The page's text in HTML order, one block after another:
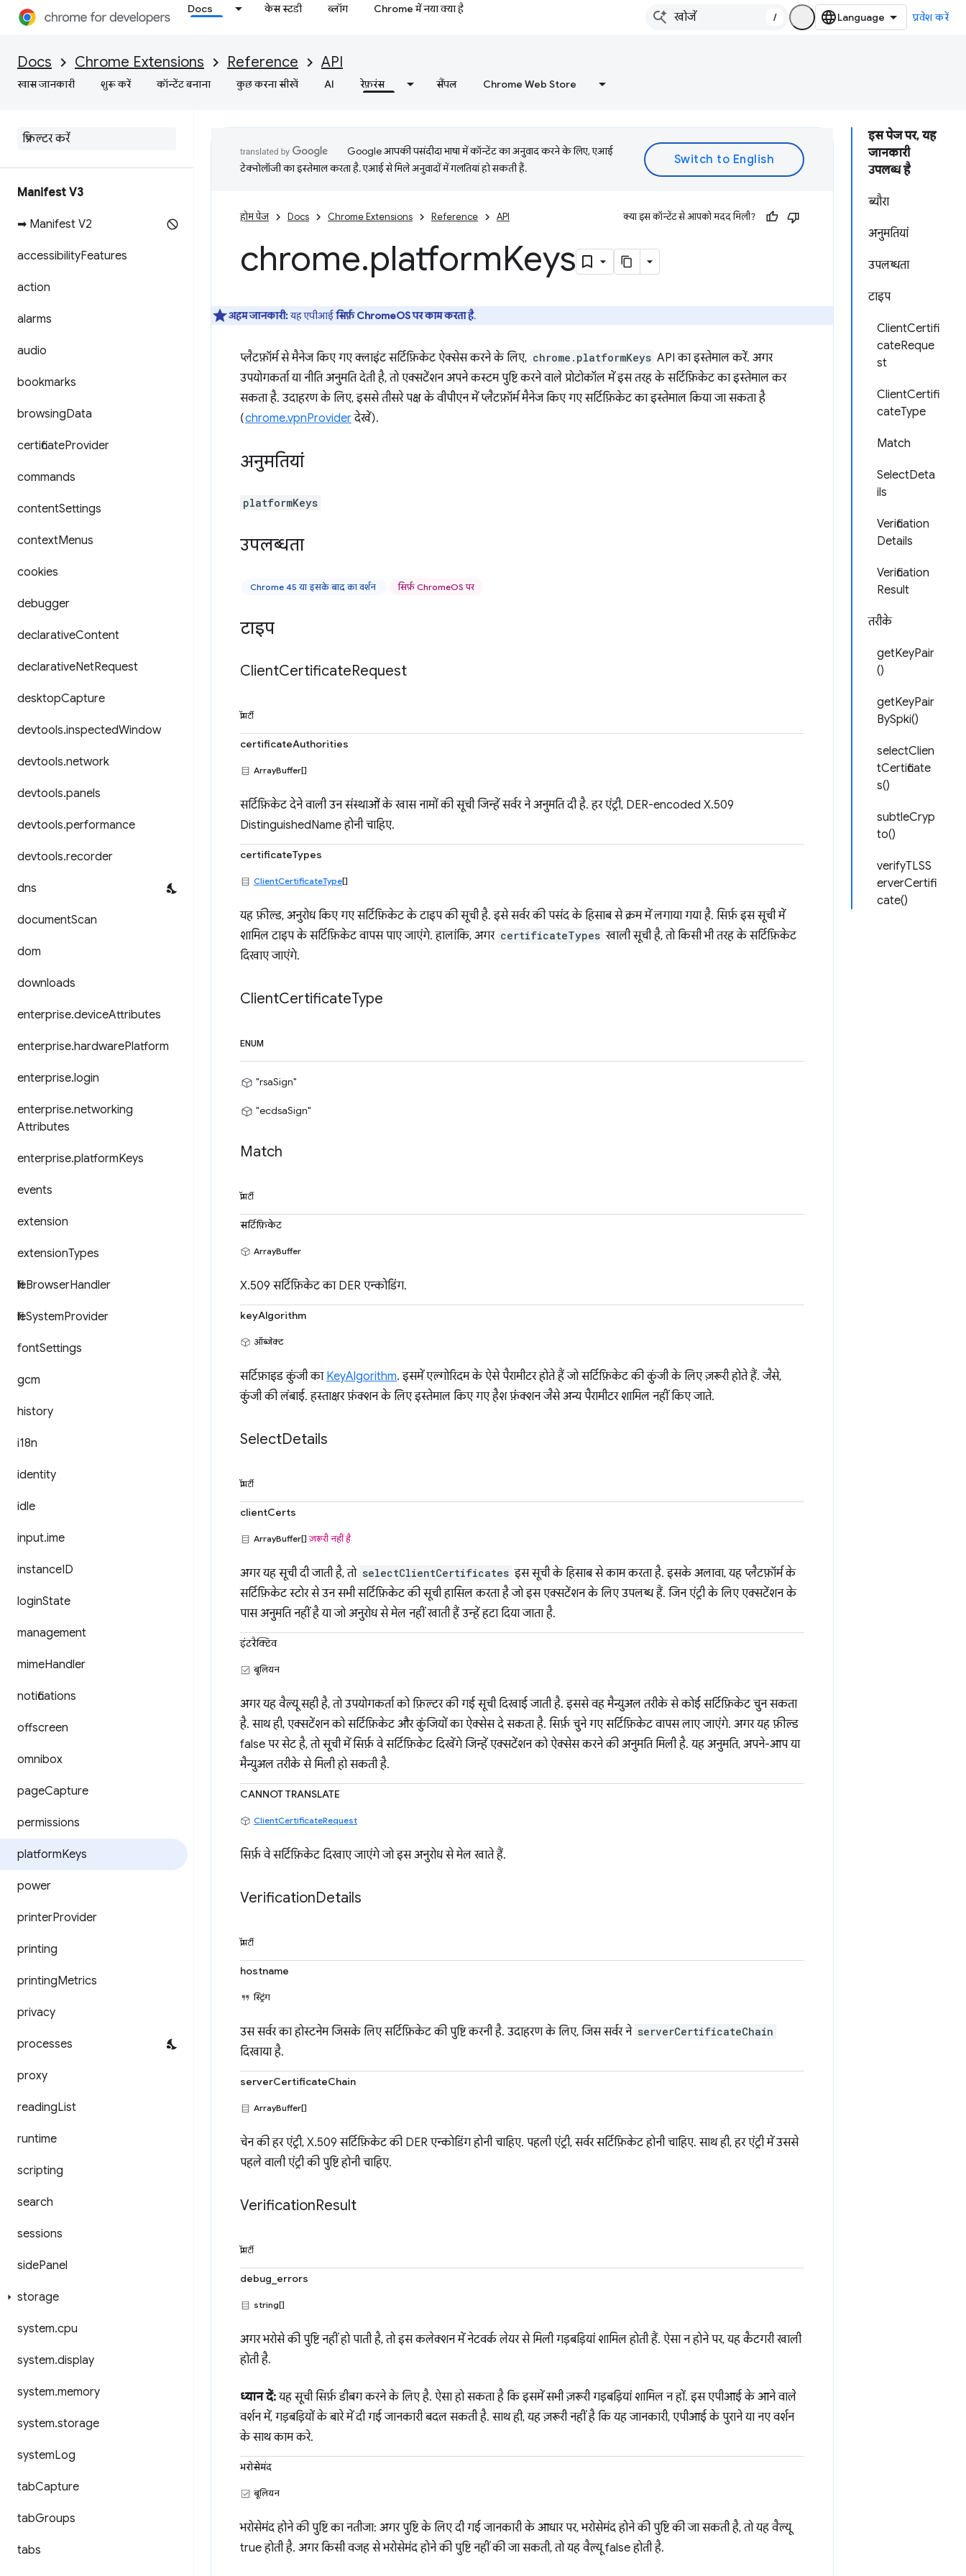
Docs केस स्टडी ब्लॉग Chrome में नया क्या है
/ प्रवेश करें
Docs Chrome Extensions Reference API
खास जानकारी शुरू करें कॉन्टेंट बनाना कुछ करना सीखें AI रेफ़रंस सैंपल Chrome Web Store
Manifest V3
➡ Manifest V2
accessibilityFeatures
action
alarms
audio
bookmarks
browsingData
certificateProvider
commands
contentSettings
contextMenus
cookies
debugger
declarativeContent
declarativeNetRequest
desktopCapture
devtools.inspectedWindow
devtools.network
devtools.panels
devtools.performance
devtools.recorder
dns
documentScan
dom
downloads
enterprise.deviceAttributes
enterprise.hardwarePlatform
enterprise.login
enterprise.networking
Attributes
enterprise.platformKeys
events
extension
extensionTypes
fileBrowserHandler
fileSystemProvider
fontSettings
gcm
history
i18n
identity
idle
input.ime
instanceID
loginState
management
mimeHandler
notifications
offscreen
omnibox
pageCapture
permissions
platformKeys
power
printerProvider
printing
printingMetrics
privacy
processes
proxy
readingList
runtime
scripting
search
sessions
sidePanel
storage
system.cpu
system.display
system.memory
system.storage
systemLog
tabCapture
tabGroups
tabs
इस पेज पर, यह
जानकारी
उपलब्ध है
ब्यौरा
अनुमतियां
उपलब्धता
टाइप
ClientCertifi
cateReque
st
ClientCertifi
cateType
Match
SelectDeta
ils
Verification
Details
Verification
Result
तरीके
getKeyPair
()
getKeyPair
BySpki()
selectClien
tCertificate
s()
subtleCryp
to()
verifyTLSS
erverCertifi
cate()
Google आपकी पसंदीदा भाषा में कॉन्टेंट का अनुवाद करने के लिए, एआई
टेक्नोलॉजी का इस्तेमाल करता है. एआई से मिले अनुवादों में गलतियां हो सकती हैं.
होम पेज Docs Chrome Extensions Reference API क्या इस कॉन्टेंट से आपको मदद मिली?
chrome.platformKeys
अहम जानकारी:यह एपीआईसिर्फ़ ChromeOS पर काम करता है.
प्लैटफ़ॉर्म से मैनेज किए गए क्लाइंट सर्टिफ़िकेट ऐक्सेस करने के लिए, chrome.platformKeys API का इस्तेमाल करें. अगर
उपयोगकर्ता या नीति अनुमति देती है, तो एक्सटेंशन अपने कस्टम पुष्टि करने वाले प्रोटोकॉल में इस तरह के सर्टिफ़िकेट का इस्तेमाल कर
सकता है. उदाहरण के लिए, इससे तीसरे पक्ष के वीपीएन में प्लैटफ़ॉर्म मैनेज किए गए सर्टिफ़िकेट का इस्तेमाल किया जा सकता है
(chrome.vpnProviderदेखें).
अनुमतियां
platformKeys
उपलब्धता
Chrome 45 या इसके बाद का वर्शन सिर्फ़ ChromeOS पर
टाइप
ClientCertificateRequest
प्रॉपर्टी
certificateAuthorities
ArrayBuffer[]
सर्टिफ़िकेट देने वाली उन संस्थाओं के खास नामों की सूची जिन्हें सर्वर ने अनुमति दी है. हर एंट्री, DER-encoded X.509
DistinguishedName होनी चाहिए.
certificateTypes
ClientCertificateType[]
यह फ़ील्ड, अनुरोध किए गए सर्टिफ़िकेट के टाइप की सूची है. इसे सर्वर की पसंद के हिसाब से क्रम में लगाया गया है. सिर्फ़ इस सूची में
शामिल टाइप के सर्टिफ़िकेट वापस पाए जाएंगे. हालांकि, अगर certificateTypes खाली सूची है, तो किसी भी तरह के सर्टिफ़िकेट
दिखाए जाएंगे.
ClientCertificateType
ENUM
"rsaSign"
"ecdsaSign"
Match
प्रॉपर्टी
सर्टिफ़िकेट
ArrayBuffer
X.509 सर्टिफ़िकेट का DER एन्कोडिंग.
keyAlgorithm
ऑब्जेक्ट
सर्टिफ़ाइड कुंजी का KeyAlgorithm. इसमें एल्गोरिदम के ऐसे पैरामीटर होते हैं जो सर्टिफ़िकेट की कुंजी के लिए ज़रूरी होते हैं. जैसे,
कुंजी की लंबाई. हस्ताक्षर फ़ंक्शन के लिए इस्तेमाल किए गए हैश फ़ंक्शन जैसे अन्य पैरामीटर शामिल नहीं किए जाते.
SelectDetails
प्रॉपर्टी
clientCerts
ArrayBuffer[]ज़रूरी नहीं है
अगर यह सूची दी जाती है, तो selectClientCertificates इस सूची के हिसाब से काम करता है. इसके अलावा, यह प्लैटफ़ॉर्म के
सर्टिफ़िकेट स्टोर से उन सभी सर्टिफ़िकेट की सूची हासिल करता है जो इस एक्सटेंशन के लिए उपलब्ध हैं. जिन एंट्री के लिए एक्सटेंशन के
पास अनुमति नहीं है या जो अनुरोध से मेल नहीं खाती हैं उन्हें हटा दिया जाता है.
इंटरैक्टिव
बूलियन
अगर यह वैल्यू सही है, तो उपयोगकर्ता को फ़िल्टर की गई सूची दिखाई जाती है. इससे वह मैन्युअल तरीके से कोई सर्टिफ़िकेट चुन सकता
है. साथ ही, एक्सटेंशन को सर्टिफ़िकेट और कुंजियों का ऐक्सेस दे सकता है. सिर्फ़ चुने गए सर्टिफ़िकेट वापस लाए जाएंगे. अगर यह फ़ील्ड
false पर सेट है, तो सूची में सिर्फ़ वे सर्टिफ़िकेट दिखेंगे जिन्हें एक्सटेंशन को ऐक्सेस करने की अनुमति मिली है. यह अनुमति, अपने-आप या
मैन्युअल तरीके से मिली हो सकती है.
CANNOT TRANSLATE
ClientCertificateRequest
सिर्फ़ वे सर्टिफ़िकेट दिखाए जाएंगे जो इस अनुरोध से मेल खाते हैं.
VerificationDetails
प्रॉपर्टी
hostname
स्ट्रिंग
उस सर्वर का होस्टनेम जिसके लिए सर्टिफ़िकेट की पुष्टि करनी है. उदाहरण के लिए, जिस सर्वर ने serverCertificateChain
दिखाया है.
serverCertificateChain
ArrayBuffer[]
चेन की हर एंट्री, X.509 सर्टिफ़िकेट की DER एन्कोडिंग होनी चाहिए. पहली एंट्री, सर्वर सर्टिफ़िकेट होनी चाहिए. साथ ही, हर एंट्री में उससे
पहले वाली एंट्री की पुष्टि होनी चाहिए.
VerificationResult
प्रॉपर्टी
debug_errors
string[]
अगर भरोसे की पुष्टि नहीं हो पाती है, तो इस कलेक्शन में नेटवर्क लेयर से मिली गड़बड़ियां शामिल होती हैं. ऐसा न होने पर, यह कैटगरी खाली
होती है.
ध्यान दें:यह सूची सिर्फ़ डीबग करने के लिए है. ऐसा हो सकता है कि इसमें सभी ज़रूरी गड़बड़ियां शामिल न हों. इस एपीआई के आने वाले
वर्शन में, गड़बड़ियों के बारे में दी गई जानकारी बदल सकती है. साथ ही, यह ज़रूरी नहीं है कि यह जानकारी, एपीआई के पुराने या नए वर्शन
के साथ काम करे.
भरोसेमंद
बूलियन
भरोसेमंद होने की पुष्टि का नतीजा: अगर पुष्टि के लिए दी गई जानकारी के आधार पर, भरोसेमंद होने की पुष्टि की जा सकती है, तो यह वैल्यू
true होती है. अगर किसी वजह से भरोसेमंद होने की पुष्टि नहीं की जा सकती, तो यह वैल्यू false होती है.